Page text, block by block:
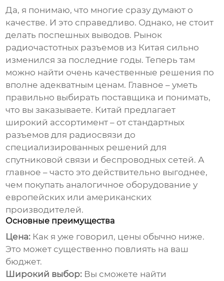
Да, я понимаю, что многие сразу думают о
качестве. И это справедливо. Однако, не стоит
делать поспешных выводов. Рынок
радиочастотных разъемов из Китая сильно
изменился за последние годы. Теперь там
можно найти очень качественные решения по
вполне адекватным ценам. Главное – уметь
правильно выбирать поставщика и понимать,
что вы заказываете. Китай предлагает
широкий ассортимент – от стандартных
разъемов для радиосвязи до
специализированных решений для
спутниковой связи и беспроводных сетей. А
главное – часто это действительно выгоднее,
чем покупать аналогичное оборудование у
европейских или американских
производителей.
Основные преимущества
Цена: Как я уже говорил, цены обычно ниже.
Это может существенно повлиять на ваш
бюджет.
Широкий выбор: Вы сможете найти